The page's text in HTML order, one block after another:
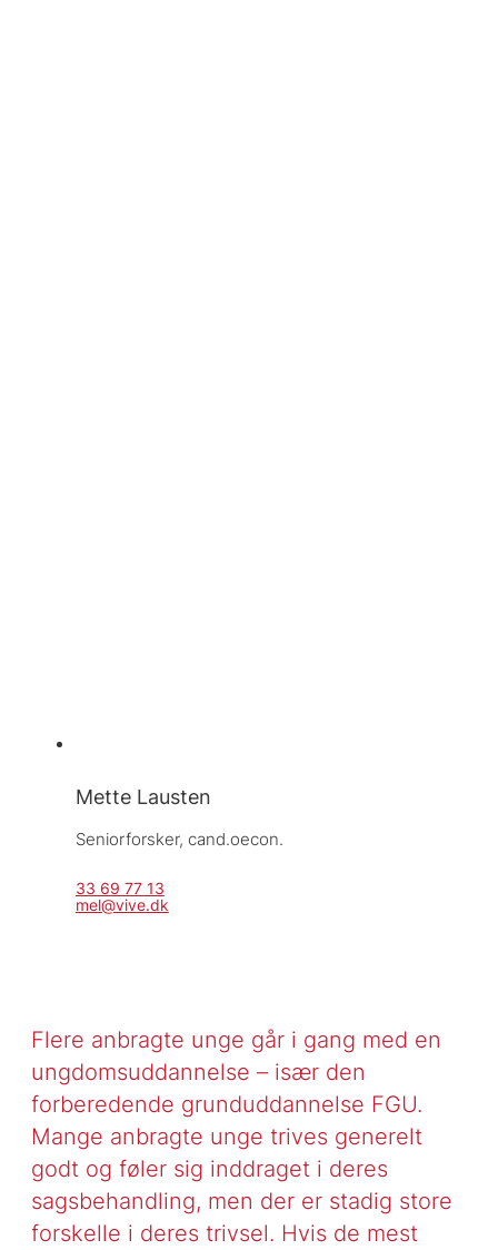
Mette Lausten
Seniorforsker, cand.oecon.
33 69 77 13
mel@vive.dk
Flere anbragte unge går i gang med en
ungdomsuddannelse – især den
forberedende grunduddannelse FGU.
Mange anbragte unge trives generelt
godt og føler sig inddraget i deres
sagsbehandling, men der er stadig store
forskelle i deres trivsel. Hvis de mest